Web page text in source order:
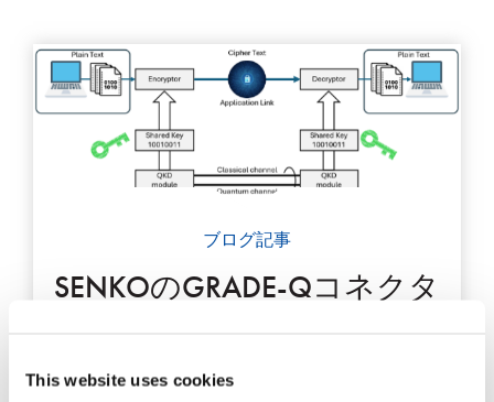
This website uses cookies
ブログ記事
SENKOのGRADE-Qコネクタ
コンピューターでは対応できなかった数学的問題